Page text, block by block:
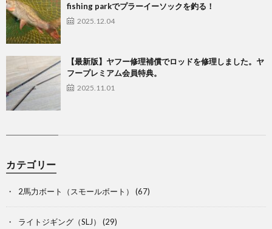
fishing parkでプラーイーソックを釣る！
2025.12.04
【最新版】ヤフー修理補償でロッドを修理しました。ヤ
フープレミアム会員特典。
2025.11.01
カテゴリー
2馬力ボート（スモールボート） (67)
ライトジギング（SLJ） (29)